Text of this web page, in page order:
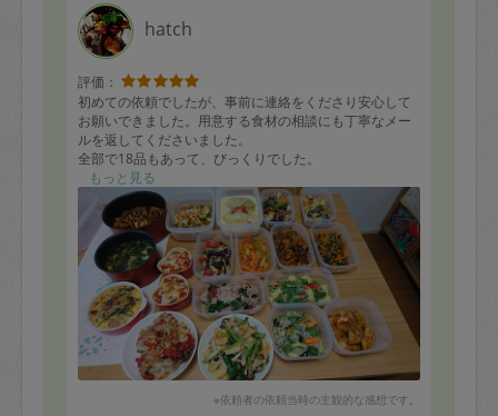
hatch
評価：
初めての依頼でしたが、事前に連絡をくださり安心して
お願いできました。用意する食材の相談にも丁寧なメー
ルを返してくださいました。
全部で18品もあって、びっくりでした。
1ハッシュドビーフ
2モロヘイヤのスープ
3キッシュ
4野菜のグリルチーズ味
5チーズハンバーグ
6アジの南蛮風
7キャベツと豚肉のミルフィーユ
8ナスと豚肉のエスニック風
9トビウオのバター焼き
10プルコギビーフ
11キーマカレー
12えびのチリマヨ
13ナスとトマトのあえもの
もっと見る
※依頼者の依頼当時の主観的な感想です。